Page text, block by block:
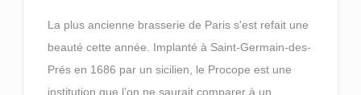
La plus ancienne brasserie de Paris s'est refait une
beauté cette année. Implanté à Saint-Germain-des-
Prés en 1686 par un sicilien, le Procope est une
institution que l’on ne saurait comparer à un